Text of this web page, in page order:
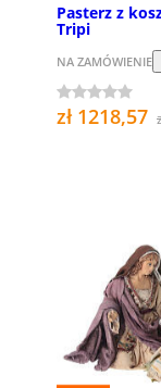
Pasterz z
Tripi
NA ZAMÓWIENIE
zł 1218,57